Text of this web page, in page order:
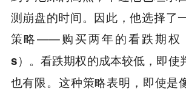
测崩盘的时间。因此，他选择了
策略——购买两年的看跌期权
s） 。看跌期权的成本较低，即使
也有限。这种策略表明，即使是